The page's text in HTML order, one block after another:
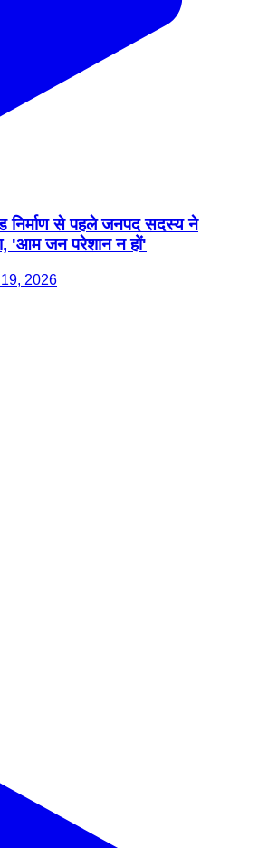
निर्माण से पहले जनपद सदस्य ने
'आम जन परेशान न हों'
2026